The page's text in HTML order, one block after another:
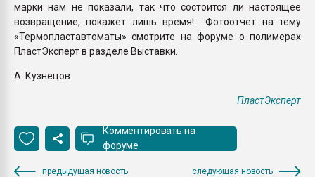
марки нам не показали, так что состоится ли настоящее
возвращение, покажет лишь время! Фотоотчет на тему
«Термопластавтоматы» смотрите на форуме о полимерах
ПластЭксперт в разделе Выставки.
А. Кузнецов
ПластЭксперт
Комментировать на
форуме
предыдущая новость следующая новость